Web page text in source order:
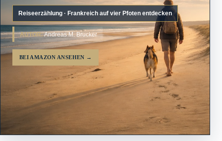
Reiseerzählung · Frankreich auf vier Pfoten entdecken
AUTOR:Andreas M. Brucker
BEI AMAZON ANSEHEN →